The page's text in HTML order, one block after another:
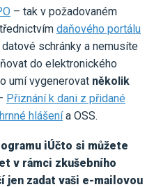
– tak v požadovaném
daňového portálu
schránky a nemusíte
do elektronického
umí vygenerovat několik
Přiznání k dani z přidané
hlášenía OSS.
iÚčto si můžete
v rámci zkušebního
jen zadat vaši e-mailovou